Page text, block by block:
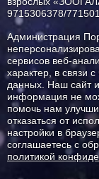
9715306378/
Администрация
сервисов веб-
характер, в связи
данных. Наш сайт
информация не
помочь нам
отказаться от
настройки в
соглашаетесь с
политикой